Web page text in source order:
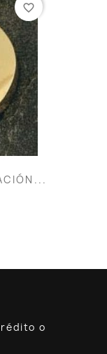
favorite_border
o